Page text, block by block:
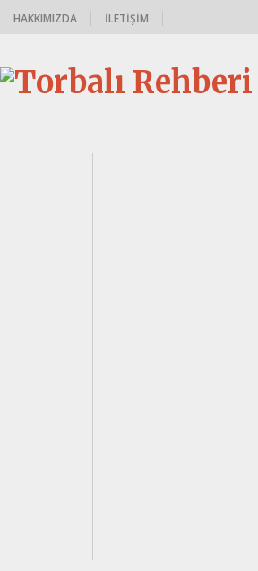
HAKKIMIZDA İLETIŞIM